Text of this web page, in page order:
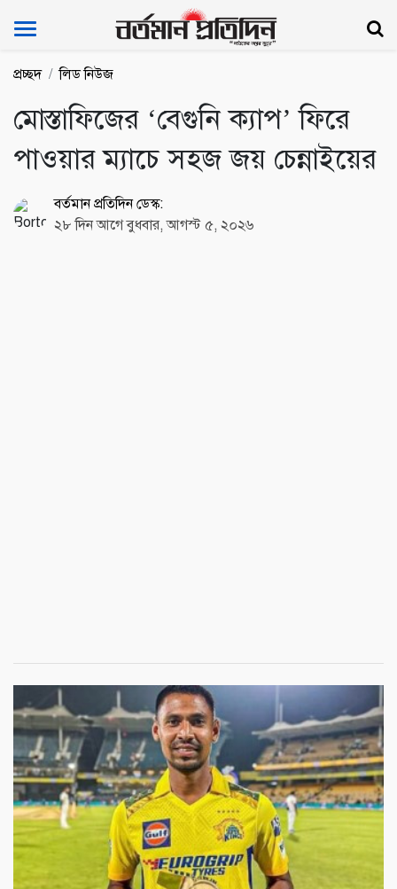
Bartoman Protidin
প্রচ্ছদ লিড নিউজ
মোস্তাফিজের ‘বেগুনি ক্যাপ’ ফিরে
পাওয়ার ম্যাচে সহজ জয় চেন্নাইয়ের
বর্তমান প্রতিদিন ডেস্ক:
২৮ দিন আগে বুধবার, আগস্ট ৫, ২০২৬